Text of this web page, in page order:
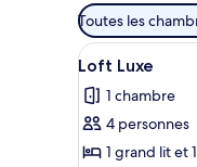
Filtres
disponibles
pour
les
chambres
Toutes les
Afficher
toutes
les
photos
pour
42
Loft Luxe
1 chambre
4 personnes
1 grand lit et